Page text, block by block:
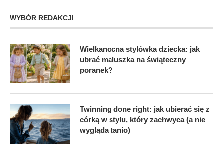
WYBÓR REDAKCJI
Wielkanocna stylówka dziecka: jak
ubrać maluszka na świąteczny
poranek?
Twinning done right: jak ubierać się z
córką w stylu, który zachwyca (a nie
wygląda tanio)